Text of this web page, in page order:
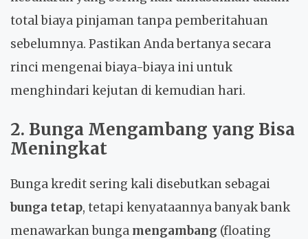
total biaya pinjaman tanpa pemberitahuan
sebelumnya. Pastikan Anda bertanya secara
rinci mengenai biaya-biaya ini untuk
menghindari kejutan di kemudian hari.
2. Bunga Mengambang yang Bisa
Meningkat
Bunga kredit sering kali disebutkan sebagai
bunga tetap, tetapi kenyataannya banyak bank
menawarkan bunga mengambang (floating